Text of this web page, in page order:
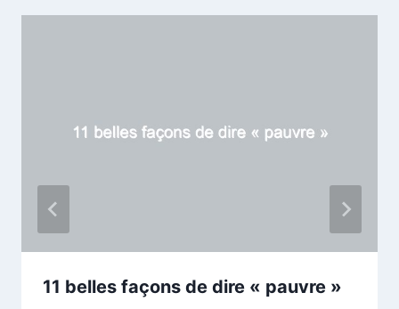
11 belles façons de dire « pauvre »